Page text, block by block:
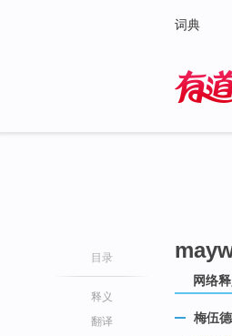
词典
目录
释义
翻译
网络
梅伍